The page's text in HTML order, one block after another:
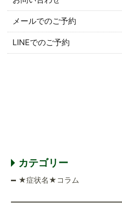
メールでのご予約
LINEでのご予約
カテゴリー
★症状名★コラム